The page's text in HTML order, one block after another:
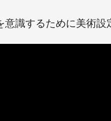
識するために美術設